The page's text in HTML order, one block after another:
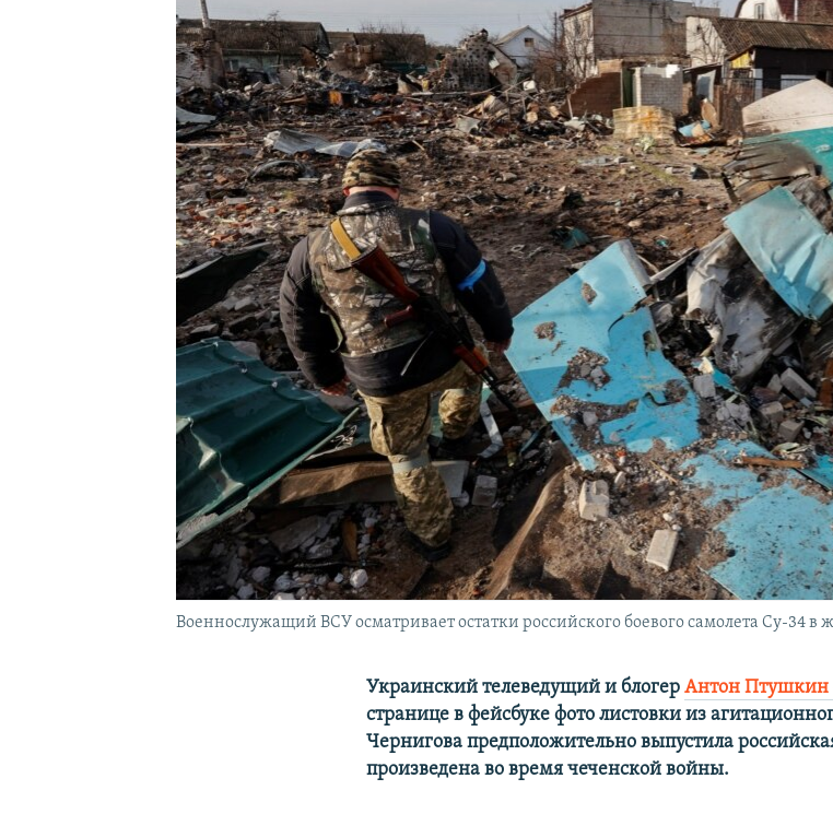
КРЫМ.НЕПОКОРЕННЫЙ
УКРАИНСКАЯ ПРОБЛЕМА КРЫМА
Военнослужащий ВСУ осматривает остатки российского боевого самолета Су-34 в
Украинский телеведущий и блогерАнтон Птушкин
странице в фейсбуке фото листовки из
Чернигова предположительно выпустила
произведена во время чеченской войны.